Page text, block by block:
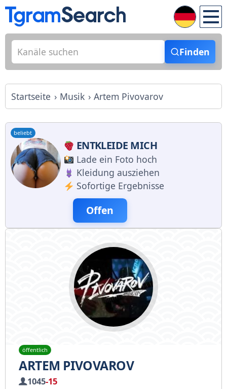
Finden
Startseite Musik Artem Pivovarov
beliebt
ENTKLEIDE MICH
Lade ein Foto hoch
Kleidung ausziehen
Sofortige Ergebnisse
Offen
öffentlich
ARTEM PIVOVAROV
1045-15